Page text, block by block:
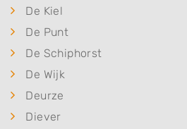
De Kiel
De Punt
De Schiphorst
De Wijk
Deurze
Diever